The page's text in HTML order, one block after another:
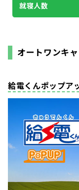
就寝人数
オートワンキ
給電くんポップア